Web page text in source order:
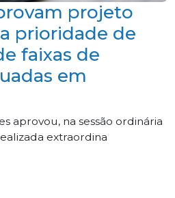
projeto
prioridade de
faixas de
em
aprovou, na sessão ordinária
extraordina